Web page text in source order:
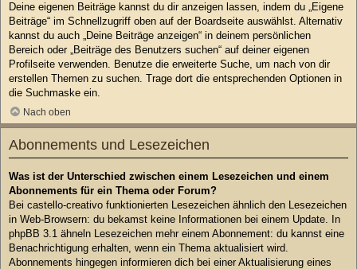
Deine eigenen Beiträge kannst du dir anzeigen lassen, indem du „Eigene
Beiträge“ im Schnellzugriff oben auf der Boardseite auswählst. Alternativ
kannst du auch „Deine Beiträge anzeigen“ in deinem persönlichen
Bereich oder „Beiträge des Benutzers suchen“ auf deiner eigenen
Profilseite verwenden. Benutze die erweiterte Suche, um nach von dir
erstellen Themen zu suchen. Trage dort die entsprechenden Optionen in
die Suchmaske ein.
Nach oben
Abonnements und Lesezeichen
Was ist der Unterschied zwischen einem Lesezeichen und einem
Abonnements für ein Thema oder Forum?
Bei castello-creativo funktionierten Lesezeichen ähnlich den Lesezeichen
in Web-Browsern: du bekamst keine Informationen bei einem Update. In
phpBB 3.1 ähneln Lesezeichen mehr einem Abonnement: du kannst eine
Benachrichtigung erhalten, wenn ein Thema aktualisiert wird.
Abonnements hingegen informieren dich bei einer Aktualisierung eines